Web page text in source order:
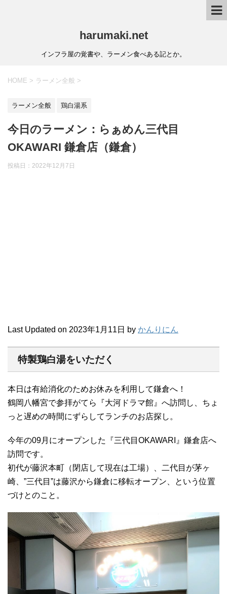
harumaki.net
インフラ屋の覚書や、ラーメン食べある記とか。
HOME > ラーメン全般 >
ラーメン全般 鶏白湯系
今日のラーメン：らぁめん三代目
OKAWARI 鎌倉店（鎌倉）
投稿日：2022年12月7日
Last Updated on 2023年1月11日 by かんりにん
特製鶏白湯をいただく
本日は有給消化のためお休みを利用して鎌倉へ！
鶴岡八幡宮で参拝がてら『大河ドラマ館』へ訪問し、ちょ
っと遅めの時間にずらしてランチのお店探し。
今年の09月にオープンした『三代目OKAWARI』鎌倉店へ
訪問です。
初代が藤沢本町（閉店して現在は工場）、二代目が茅ヶ
崎、”三代目”は藤沢から鎌倉に移転オープン、という位置
づけとのこと。